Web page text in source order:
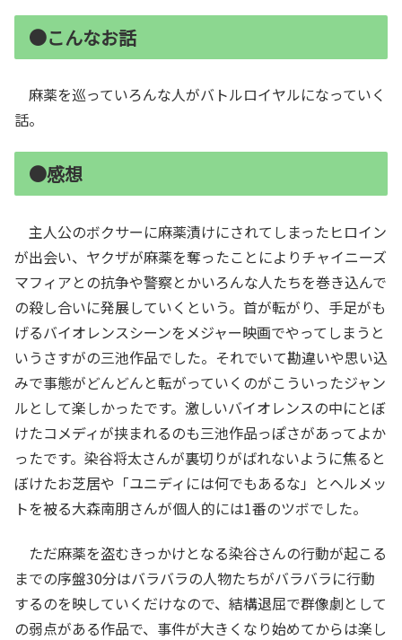
●こんなお話
麻薬を巡っていろんな人がバトルロイヤルになっていく
話。
●感想
主人公のボクサーに麻薬漬けにされてしまったヒロイン
が出会い、ヤクザが麻薬を奪ったことによりチャイニーズ
マフィアとの抗争や警察とかいろんな人たちを巻き込んで
の殺し合いに発展していくという。首が転がり、手足がも
げるバイオレンスシーンをメジャー映画でやってしまうと
いうさすがの三池作品でした。それでいて勘違いや思い込
みで事態がどんどんと転がっていくのがこういったジャン
ルとして楽しかったです。激しいバイオレンスの中にとぼ
けたコメディが挟まれるのも三池作品っぽさがあってよか
ったです。染谷将太さんが裏切りがばれないように焦ると
ぼけたお芝居や「ユニディには何でもあるな」とヘルメッ
トを被る大森南朋さんが個人的には1番のツボでした。
ただ麻薬を盗むきっかけとなる染谷さんの行動が起こる
までの序盤30分はバラバラの人物たちがバラバラに行動
するのを映していくだけなので、結構退屈で群像劇として
の弱点がある作品で、事件が大きくなり始めてからは楽し